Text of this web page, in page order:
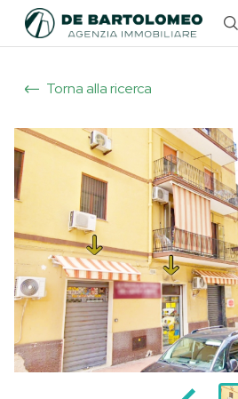
Torna alla ricerca